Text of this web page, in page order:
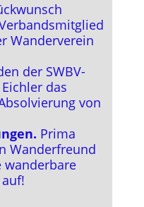
Wanderverein
der SWBV-
das
von
Prima
Wanderfreund
wanderbare